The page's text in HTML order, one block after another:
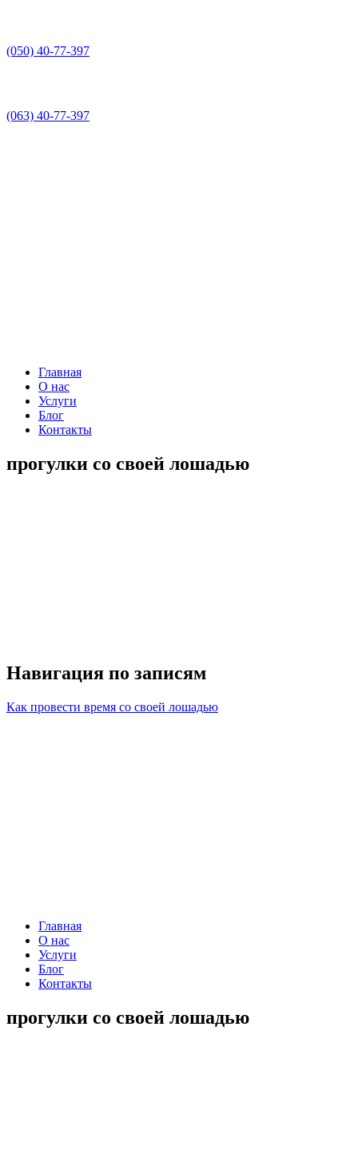
(050) 40-77-397
(063) 40-77-397
Главная
О нас
Услуги
Блог
Контакты
прогулки со своей лошадью
Навигация по записям
Как провести время со своей лошадью
Главная
О нас
Услуги
Блог
Контакты
прогулки со своей лошадью